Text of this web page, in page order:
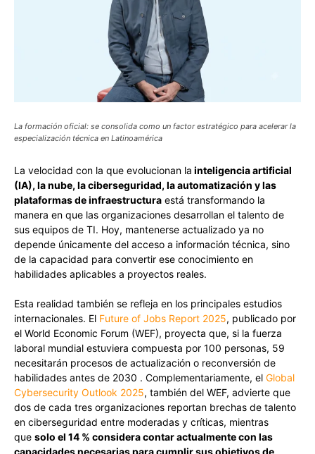
La formación oficial: se consolida como un factor estratégico para acelerar la
especialización técnica en Latinoamérica
La velocidad con la que evolucionan la inteligencia artificial
(IA), la nube, la ciberseguridad, la automatización y las
plataformas de infraestructura está transformando la
manera en que las organizaciones desarrollan el talento de
sus equipos de TI. Hoy, mantenerse actualizado ya no
depende únicamente del acceso a información técnica, sino
de la capacidad para convertir ese conocimiento en
habilidades aplicables a proyectos reales.
Esta realidad también se refleja en los principales estudios
internacionales. El Future of Jobs Report 2025, publicado por
el World Economic Forum (WEF), proyecta que, si la fuerza
laboral mundial estuviera compuesta por 100 personas, 59
necesitarán procesos de actualización o reconversión de
habilidades antes de 2030 . Complementariamente, el Global
Cybersecurity Outlook 2025, también del WEF, advierte que
dos de cada tres organizaciones reportan brechas de talento
en ciberseguridad entre moderadas y críticas, mientras
que solo el 14 % considera contar actualmente con las